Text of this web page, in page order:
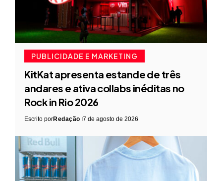
PUBLICIDADE E MARKETING
KitKat apresenta estande de três
andares e ativa collabs inéditas no
Rock in Rio 2026
Escrito porRedação 7 de agosto de 2026